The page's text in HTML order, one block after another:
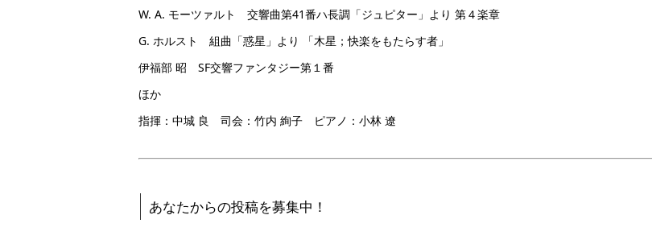
W. A. モーツァルト 交響曲第41番ハ長調「ジュピター」より 第４楽章
G. ホルスト 組曲「惑星」より 「木星；快楽をもたらす者」
伊福部 昭 SF交響ファンタジー第１番
ほか
指揮：中城 良 司会：竹内 絢子 ピアノ：小林 遼
あなたからの投稿を募集中！